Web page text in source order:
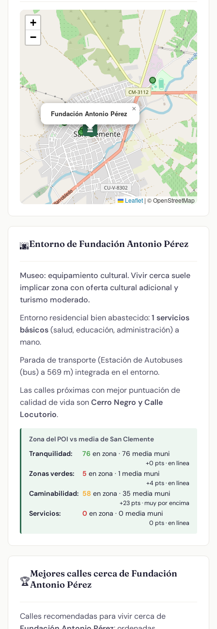
🏛️
Fundación Antonio Pérez
×
+
−
Leaflet | © OpenStreetMap
🌆Entorno de Fundación Antonio Pérez
Museo: equipamiento cultural. Vivir cerca suele
implicar zona con oferta cultural adicional y
turismo moderado.
Entorno residencial bien abastecido:1 servicios
básicos(salud, educación, administración) a
mano.
Parada de transporte (Estación de Autobuses
(bus) a 569 m) integrada en el entorno.
Las calles próximas con mejor puntuación de
calidad de vida sonCerro Negro y Calle
Locutorio.
Zona del POI vs media de San Clemente
Tranquilidad: 76 en zona · 76 media muni
+0 pts · en línea
Zonas verdes: 5 en zona · 1 media muni
+4 pts · en línea
Caminabilidad: 58 en zona · 35 media muni
+23 pts · muy por encima
Servicios: 0 en zona · 0 media muni
0 pts · en línea
🏆
Mejores calles cerca de Fundación
Antonio Pérez
Calles recomendadas para vivir cerca de